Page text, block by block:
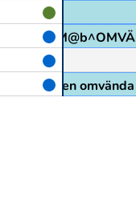
Då är det den